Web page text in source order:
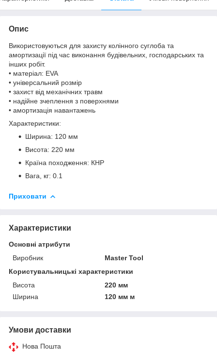
Опис
Використовуються для захисту колінного суглоба та
амортизації під час виконання будівельних, господарських та
інших робіт.
• матеріал: EVA
• універсальний розмір
• захист від механічних травм
• надійне зчеплення з поверхнями
• амортизація навантажень
Характеристики:
Ширина: 120 мм
Висота: 220 мм
Країна походження: КНР
Вага, кг: 0.1
Приховати
Характеристики
Основні атрибути
Виробник
Master Tool
Користувальницькі характеристики
Висота
220 мм
Ширина
120 мм м
Умови доставки
Нова Пошта